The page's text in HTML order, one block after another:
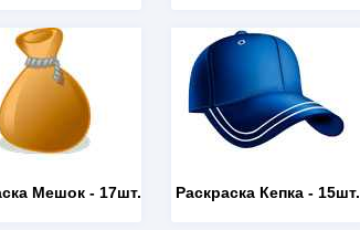
Мешок - 17шт. Раскраска Кепка- 15шт.